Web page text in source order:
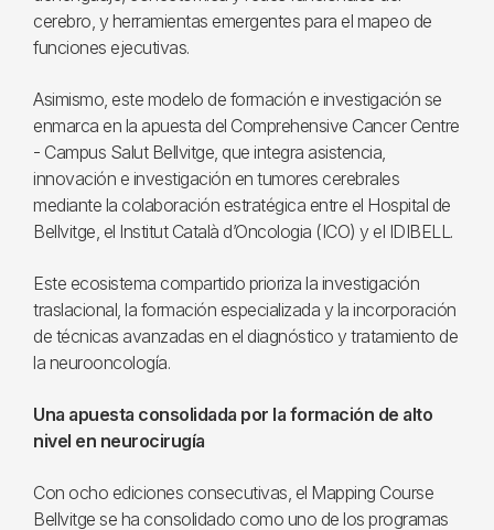
cerebro, y herramientas emergentes para el mapeo de
funciones ejecutivas.
Asimismo, este modelo de formación e investigación se
enmarca en la apuesta del Comprehensive Cancer Centre
- Campus Salut Bellvitge, que integra asistencia,
innovación e investigación en tumores cerebrales
mediante la colaboración estratégica entre el Hospital de
Bellvitge, el Institut Català d’Oncologia (ICO) y el IDIBELL.
Este ecosistema compartido prioriza la investigación
traslacional, la formación especializada y la incorporación
de técnicas avanzadas en el diagnóstico y tratamiento de
la neurooncología.
Una apuesta consolidada por la formación de alto
nivel en neurocirugía
Con ocho ediciones consecutivas, el Mapping Course
Bellvitge se ha consolidado como uno de los programas